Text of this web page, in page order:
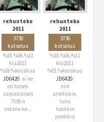
rehunteko
2011
3736
katselua
%18.%06.%11
kla2011
%18:%kesäkuu
JD6420: ai ne
on toisen
samanlaisen
7530:n
ostanu ke...
rehunteko
2011
3736
katselua
%18.%06.%11
kla2011
%01:%kesäkuu
JD6420:
niin
arvelinkin,
tullu
tuonkin
penkkiä